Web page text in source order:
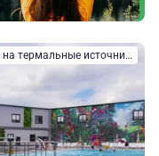
Туры на термальные источники